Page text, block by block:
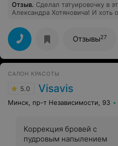
Отзыв. Сделал татуировочку в
Александра Хотяновича! И хоть
замечательно! Прекрасный
Очень уютное место, всё чисто и
Администратор очень милая и
да и в целом, что касается
всё на высшем уровне!
обратиться именно в Салон
Александру Хотяновичу за
Отзывы27
САЛОН КРАСОТЫ
5.0 Visavis
Минск, пр-т Независимости, 93
Коррекция бровей с
пудровым напылением